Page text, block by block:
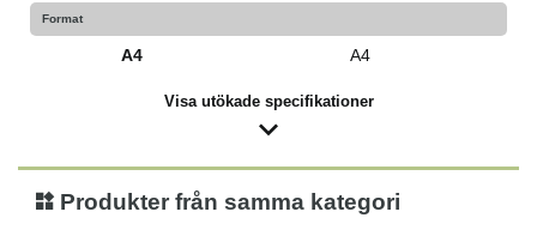
Format
A4 A4
Visa utökade specifikationer
Produkter från samma kategori